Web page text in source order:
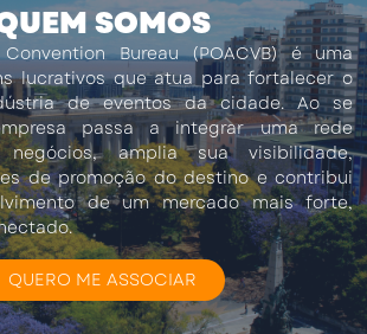
SOMOS
Bureau (POACVB) é uma
lucrativos que atua para fortalecer o
de eventos da cidade. Ao se
passa a integrar uma rede
amplia sua visibilidade,
de promoção do destino e contribui
de um mercado mais forte,
QUERO ME ASSOCIAR